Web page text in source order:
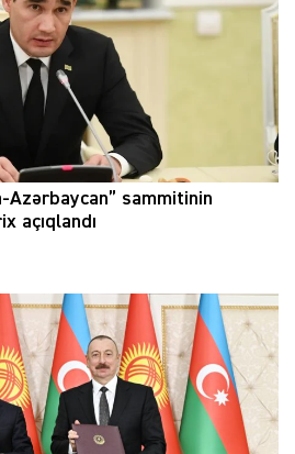
Azərbaycan” sammitinin
açıqlandı